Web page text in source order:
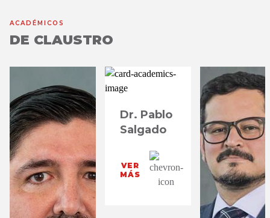
ACADÉMICOS
DE CLAUSTRO
Dr. Pablo
Salgado
VER
MÁS